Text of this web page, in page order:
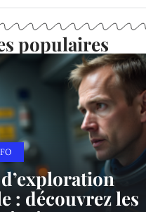
populaires
: découvrez les